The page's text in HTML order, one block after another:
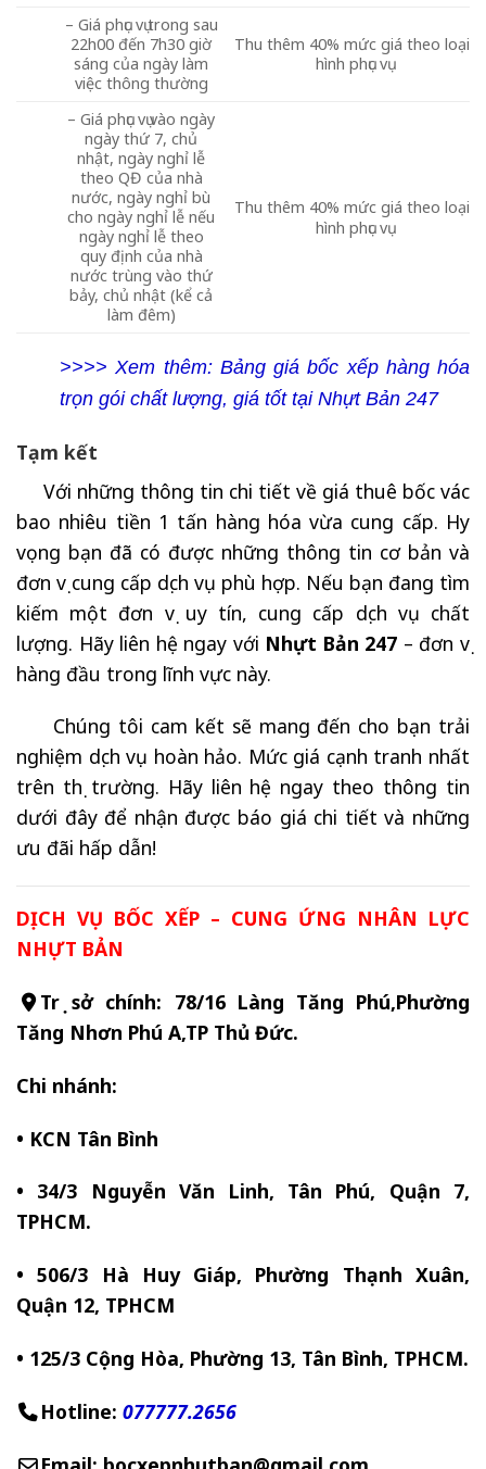
– Giá phục vụ trong sau
22h00 đến 7h30 giờ
sáng của ngày làm
việc thông thường
Thu thêm 40% mức giá theo loại
hình phục vụ
– Giá phục vụ vào ngày
ngày thứ 7, chủ
nhật, ngày nghỉ lễ
theo QĐ của nhà
nước, ngày nghỉ bù
cho ngày nghỉ lễ nếu
ngày nghỉ lễ theo
quy định của nhà
nước trùng vào thứ
bảy, chủ nhật (kể cả
làm đêm)
Thu thêm 40% mức giá theo loại
hình phục vụ
>>>> Xem thêm: Bảng giá bốc xếp hàng hóa
trọn gói chất lượng, giá tốt tại Nhựt Bản 247
Tạm kết
Với những thông tin chi tiết về giá thuê bốc vác
bao nhiêu tiền 1 tấn hàng hóa vừa cung cấp. Hy
vọng bạn đã có được những thông tin cơ bản và
đơn vị cung cấp dịch vụ phù hợp. Nếu bạn đang tìm
kiếm một đơn vị uy tín, cung cấp dịch vụ chất
lượng. Hãy liên hệ ngay với Nhựt Bản 247 – đơn vị
hàng đầu trong lĩnh vực này.
Chúng tôi cam kết sẽ mang đến cho bạn trải
nghiệm dịch vụ hoàn hảo. Mức giá cạnh tranh nhất
trên thị trường. Hãy liên hệ ngay theo thông tin
dưới đây để nhận được báo giá chi tiết và những
ưu đãi hấp dẫn!
DỊCH VỤ BỐC XẾP – CUNG ỨNG NHÂN LỰC
NHỰT BẢN
Trụ sở chính: 78/16 Làng Tăng Phú,Phường
Tăng Nhơn Phú A,TP Thủ Đức.
Chi nhánh:
• KCN Tân Bình
• 34/3 Nguyễn Văn Linh, Tân Phú, Quận 7,
TPHCM.
• 506/3 Hà Huy Giáp, Phường Thạnh Xuân,
Quận 12, TPHCM
• 125/3 Cộng Hòa, Phường 13, Tân Bình, TPHCM.
Hotline: 077777.2656